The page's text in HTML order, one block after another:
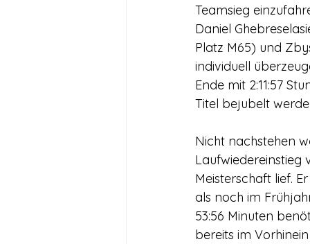
Teamsieg
Daniel
Platz M65) und
individuell
Ende mit 2:11:57
Titel bejubelt
Nicht nachstehen
Laufwiedereinstieg
Meisterschaft lief.
als noch im
53:56 Minuten
bereits im